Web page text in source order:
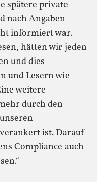
spätere private
nach Angaben
informiert war.
hätten wir jeden
und dies
und Lesern wie
weitere
durch den
ist. Darauf
Compliance auch